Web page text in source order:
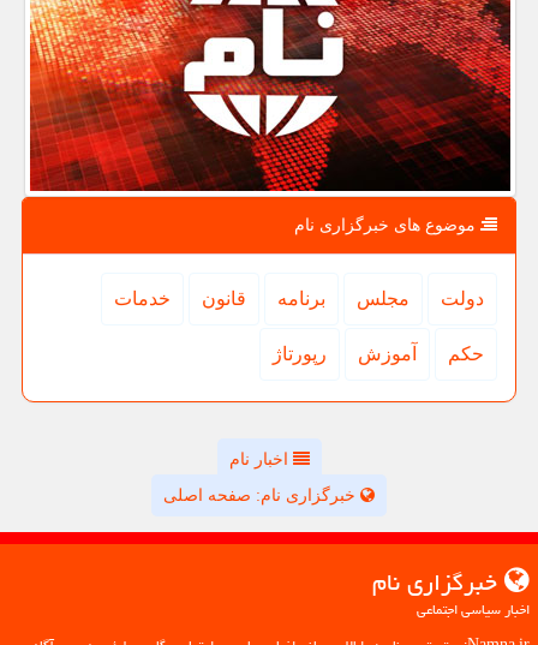
موضوع های خبرگزاری نام
دولت مجلس برنامه قانون خدمات
حكم آموزش رپورتاژ
اخبار نام
خبرگزاری نام: صفحه اصلی
خبرگزاری نام
اخبار سیاسی اجتماعی